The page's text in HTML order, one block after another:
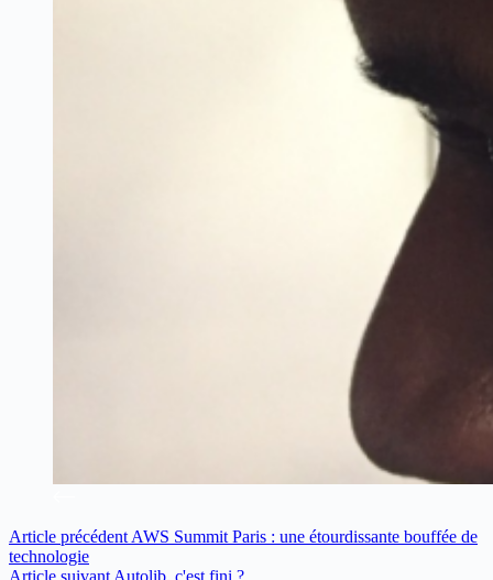
Article précédent AWS Summit Paris : une étourdissante bouffée de
technologie
Article suivant Autolib, c'est fini ?